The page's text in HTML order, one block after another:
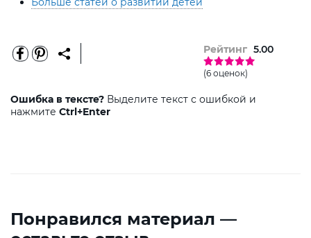
Рейтинг 5.00
(6 оценок)
Ошибка в тексте? Выделите текст с ошибкой и
нажмите Ctrl+Enter
Понравился материал —